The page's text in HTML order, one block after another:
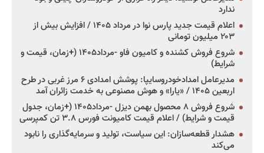
ندارد
اعلام قیمت جدید پارس نوا در مرداد ۱۴۰۵ / افزایش بیش از
۲۰۳ میلیون تومانی
شروع فروش کشنده و کامیون فاو -مرداد۱۴۰۵ (+زمان، قیمت و
شرایط)
مدیرعامل امدادخودروسایپا: پوشش امدادی ۶ مرز غربی در طرح
اربعین ۱۴۰۵ / «یارا» و هوش مصنوعی به خدمت زائران آمد
شروع فروش ۸ محصول بهمن دیزل -مرداد۱۴۰۵ (+زمان، جدول
قیمت و شرایط) / اعلام قیمت کامیونت فورس ۳.۸ تن کمپرسی
هشدار قطعه‌سازان: این سیاست، تولید و سرمایه‌گذاری را نابود
می‌کند